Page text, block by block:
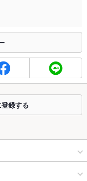
ます。正しい情報はお店へお問い
録する